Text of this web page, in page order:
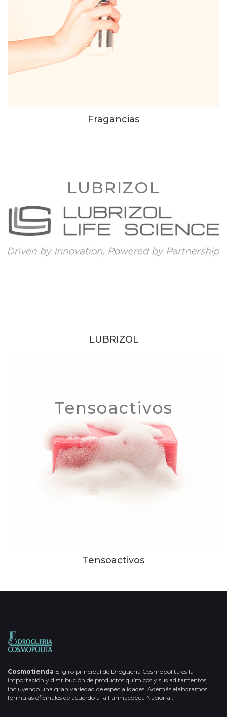
Fragancias
LUBRIZOL
LUBRIZOL
Tensoactivos
Tensoactivos
Cosmotienda El giro principal de Droguería Cosmopolita es la
importación y distribución de productos químicos y sus aditamentos,
incluyendo una gran variedad de especialidades. Además elaboramos
fórmulas oficinales de acuerdo a la Farmacopea Nacional.